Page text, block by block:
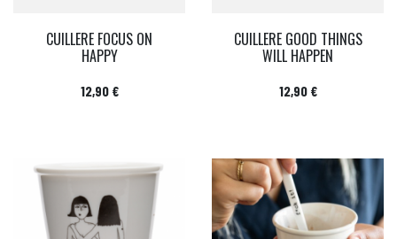
CUILLERE FOCUS ON
HAPPY
Prix
12,90 €
CUILLERE GOOD THINGS
WILL HAPPEN
Prix
12,90 €